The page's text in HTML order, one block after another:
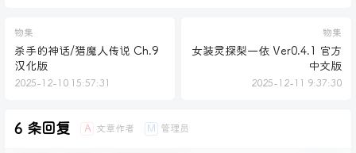
物集
杀手的神话/猎魔人传说 Ch.9
汉化版
2025-12-10 15:57:31
物集
女装灵探梨一依 Ver0.4.1 官方
中文版
2025-12-11 9:37:30
6 条回复 A 文章作者 M 管理员